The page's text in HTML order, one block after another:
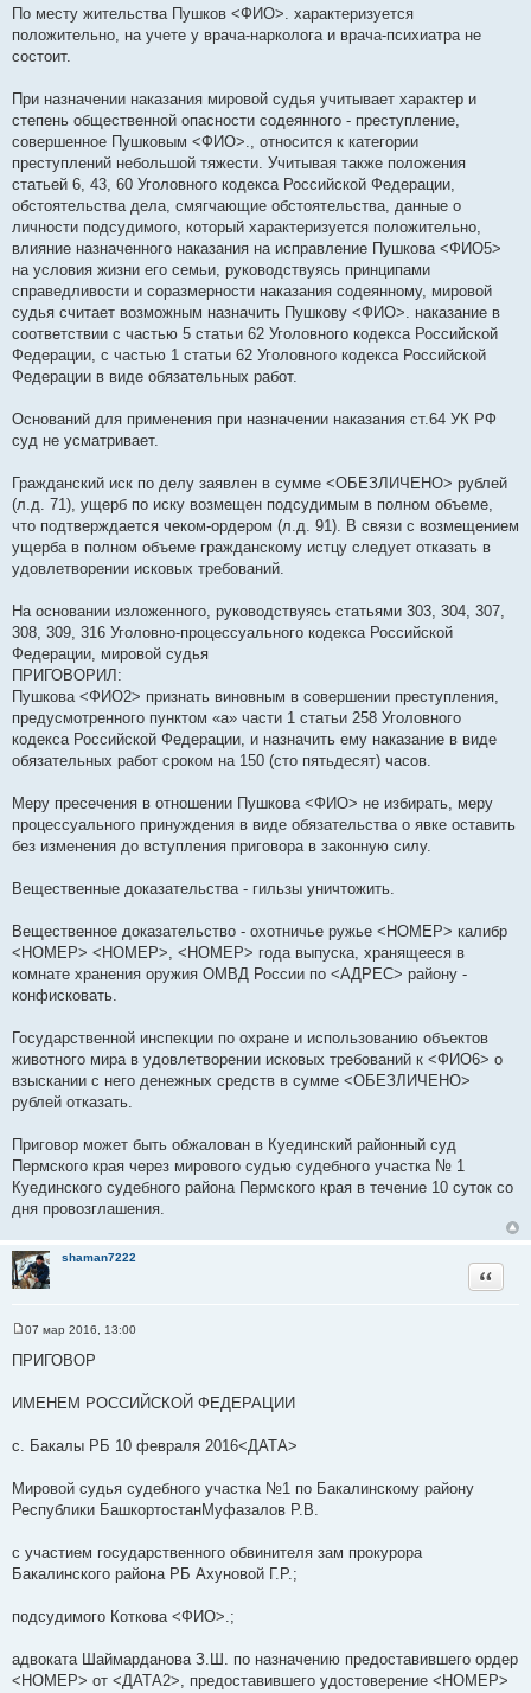
По месту жительства Пушков <ФИО>. характеризуется
положительно, на учете у врача-нарколога и врача-психиатра не
состоит.
При назначении наказания мировой судья учитывает характер и
степень общественной опасности содеянного - преступление,
совершенное Пушковым <ФИО>., относится к категории
преступлений небольшой тяжести. Учитывая также положения
статьей 6, 43, 60 Уголовного кодекса Российской Федерации,
обстоятельства дела, смягчающие обстоятельства, данные о
личности подсудимого, который характеризуется положительно,
влияние назначенного наказания на исправление Пушкова <ФИО5>
на условия жизни его семьи, руководствуясь принципами
справедливости и соразмерности наказания содеянному, мировой
судья считает возможным назначить Пушкову <ФИО>. нака­зание в
соответствии с частью 5 статьи 62 Уголовного кодекса Российской
Федерации, с частью 1 статьи 62 Уголовного кодекса Российской
Федерации в виде обязательных работ.
Оснований для применения при назначении наказания ст.64 УК РФ
суд не усматривает.
Гражданский иск по делу заявлен в сумме <ОБЕЗЛИЧЕНО> рублей
(л.д. 71), ущерб по иску возмещен подсудимым в полном объеме,
что подтверждается чеком-ордером (л.д. 91). В связи с возмещением
ущерба в полном объеме гражданскому истцу следует отказать в
удовлетворении исковых требований.
На основании изложенного, руководствуясь статьями 303, 304, 307,
308, 309, 316 Уголовно-процессуального кодекса Российской
Федерации, мировой судья
ПРИГОВОРИЛ:
Пушкова <ФИО2> признать виновным в совершении преступления,
предусмотренного пунктом «а» части 1 статьи 258 Уголовного
кодекса Российской Федерации, и назначить ему наказание в виде
обязательных работ сроком на 150 (сто пятьдесят) часов.
Меру пресечения в отношении Пушкова <ФИО> не избирать, меру
процессуального принуждения в виде обязательства о явке оставить
без изменения до вступления приговора в законную силу.
Вещественные доказательства - гильзы уничтожить.
Вещественное доказательство - охотничье ружье <НОМЕР> калибр
<НОМЕР> <НОМЕР>, <НОМЕР> года выпуска, хранящееся в
комнате хранения оружия ОМВД России по <АДРЕС> району -
конфисковать.
Государственной инспекции по охране и использованию объектов
животного мира в удовлетворении исковых требований к <ФИО6> о
взыскании с него денежных средств в сумме <ОБЕЗЛИЧЕНО>
рублей отказать.
Приговор может быть обжалован в Куединский районный суд
Пермского края через мирового судью судебного участка № 1
Куединского судебного района Пермского края в течение 10 суток со
дня провозглашения.
shaman7222
Цитата
о
о
щ
е
и
е
07 мар 2016, 13:00
ПРИГОВОР
ИМЕНЕМ РОССИЙСКОЙ ФЕДЕРАЦИИ
с. Бакалы РБ 10 февраля 2016<ДАТА>
Мировой судья судебного участка №1 по Бакалинскому району
Республики БашкортостанМуфазалов Р.В.
с участием государственного обвинителя зам прокурора
Бакалинского района РБ Ахуновой Г.Р.;
подсудимого Коткова <ФИО>.;
адвоката Шаймарданова З.Ш. по назначению предоставившего ордер
<НОМЕР> от <ДАТА2>, предоставившего удостоверение <НОМЕР>